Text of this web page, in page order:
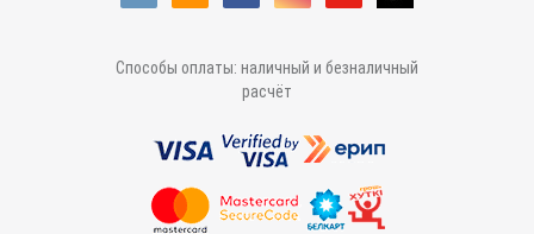
Способы оплаты: наличный и безналичный
расчёт